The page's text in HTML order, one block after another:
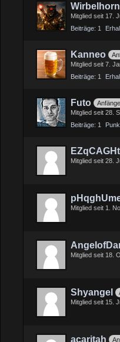
Wirbelhorn
Mitglied seit 17.
Beiträge 1
Kanneo
Mitglied seit 7.
Beiträge 1
Futo
Mitglied seit 28.
Beiträge 1
Mitglied seit 28.
Mitglied seit 1.
Mitglied seit 18.
Shyangel
Mitglied seit 15.
acaritah